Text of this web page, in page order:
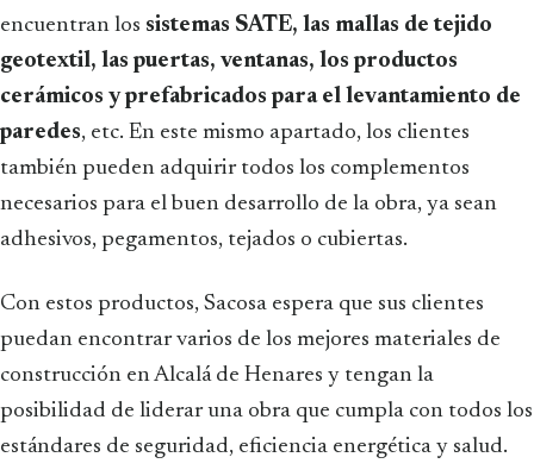
encuentran los sistemas SATE, las mallas de tejido
geotextil, las puertas, ventanas, los productos
cerámicos y prefabricados para el levantamiento de
paredes, etc. En este mismo apartado, los clientes
también pueden adquirir todos los complementos
necesarios para el buen desarrollo de la obra, ya sean
adhesivos, pegamentos, tejados o cubiertas.
Con estos productos, Sacosa espera que sus clientes
puedan encontrar varios de los mejores materiales de
construcción en Alcalá de Henares y tengan la
posibilidad de liderar una obra que cumpla con todos los
estándares de seguridad, eficiencia energética y salud.